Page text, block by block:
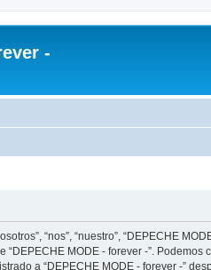
-
“nos”, “nuestro”, “DEPECHE
MODE - forever -”.
a “DEPECHE MODE - forever -”